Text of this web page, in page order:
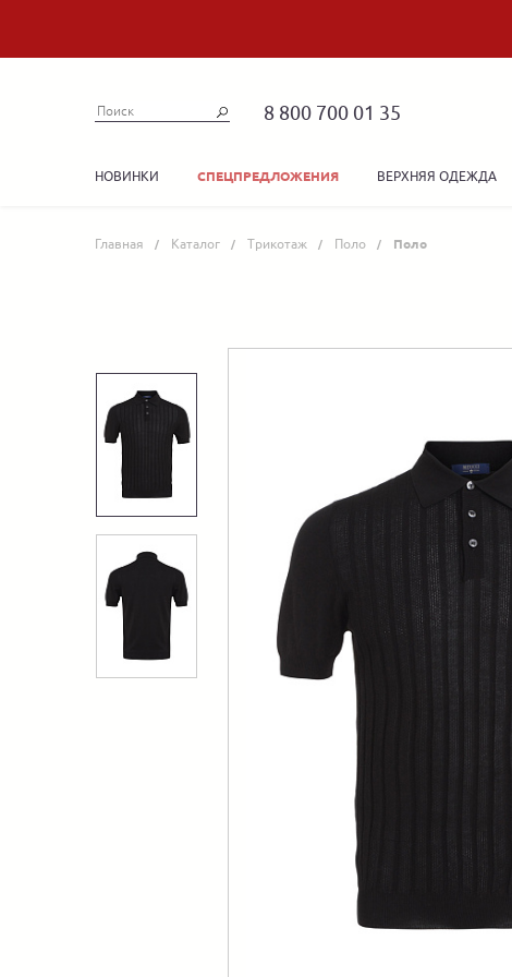
8 800 700 01 35
НОВИНКИ СПЕЦПРЕДЛОЖЕНИЯ ВЕРХНЯЯ ОДЕЖДА
Главная Каталог Трикотаж Поло Поло